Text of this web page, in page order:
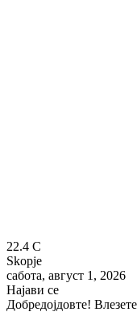
22.4 C
Skopje
сабота, август 1, 2026
Најави се
Добредојдовте!